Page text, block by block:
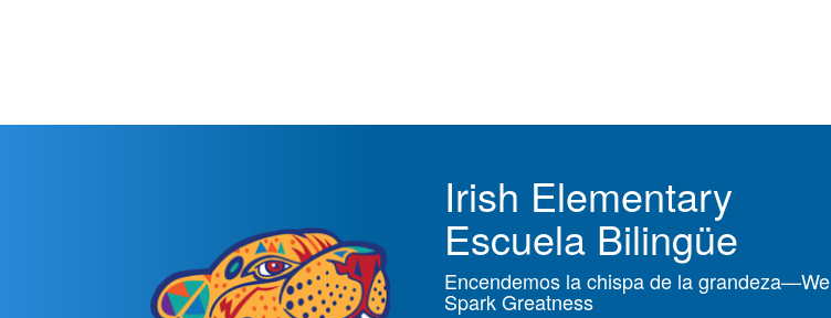
Irish Elementary
Escuela Bilingüe
Encendemos la chispa de la grandeza—We
Spark Greatness